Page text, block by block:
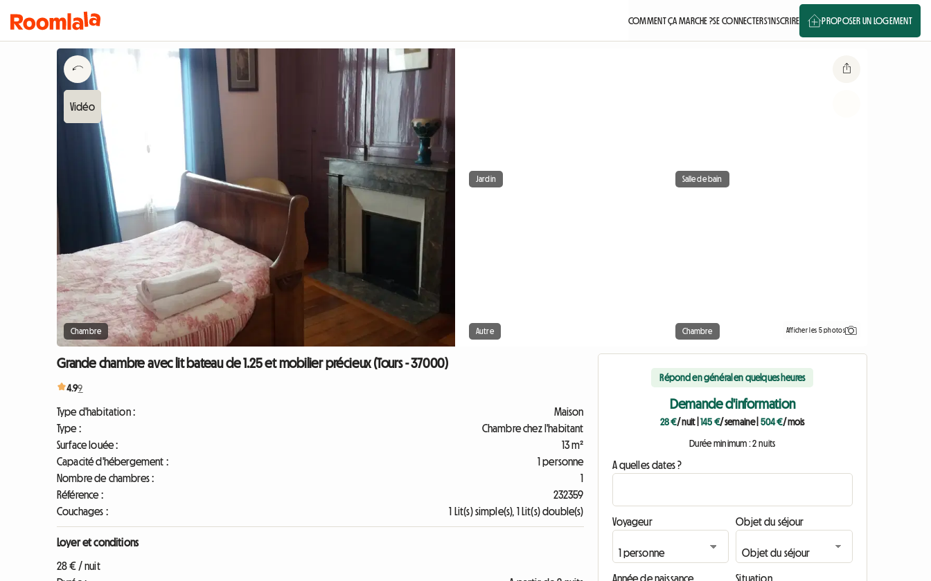
COMMENT ÇA MARCHE ?SE CONNECTERS'INSCRIRE PROPOSER UN LOGEMENT
Chambre
Jardin Salle de bain
Autre Chambre Afficher les 5 photos
Grande chambre avec lit bateau de 1.25 et mobilier précieux (Tours - 37000)
4.99
Type d'habitation :
Maison
Type :
Chambre chez l'habitant
Surface louée :
13 m²
Capacité d'hébergement :
1 personne
Nombre de chambres :
1
Référence :
232359
Couchages :
1 Lit(s) simple(s), 1 Lit(s) double(s)
Loyer et conditions
28 € / nuit
Répond en général en quelques heures
Demande d'information
28 €/ nuit|145 €/ semaine| 504 €/ mois
Durée minimum : 2 nuits
A quelles dates ?
Voyageur Objet du séjour
Année de naissance Situation